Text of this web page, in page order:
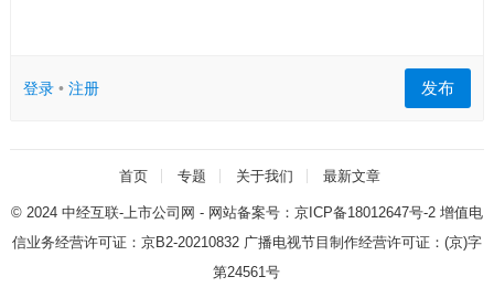
登录• 注册 发布
首页 专题 关于我们 最新文章
© 2024 中经互联-上市公司网 - 网站备案号： 京ICP备18012647号-2增值电
信业务经营许可证： 京B2-20210832广播电视节目制作经营许可证： (京)字
第24561号